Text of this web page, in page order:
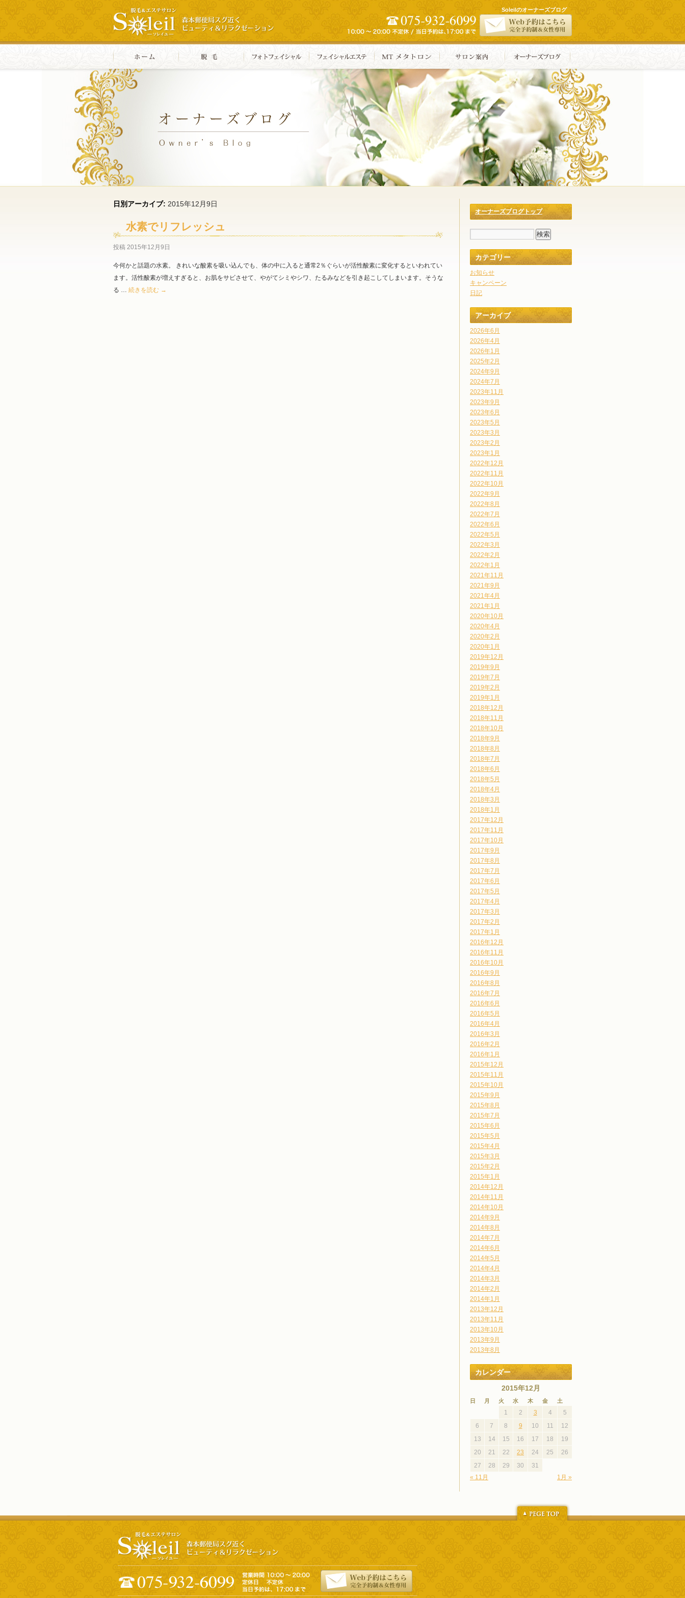
Soleilのオーナーズブログ
オーナーズブログトップ
カテゴリー
お知らせ
キャンペーン
日記
アーカイブ
2026年6月
2026年4月
2026年1月
2025年2月
2024年9月
2024年7月
2023年11月
2023年9月
2023年6月
2023年5月
2023年3月
2023年2月
2023年1月
2022年12月
2022年11月
2022年10月
2022年9月
2022年8月
2022年7月
2022年6月
2022年5月
2022年3月
2022年2月
2022年1月
2021年11月
2021年9月
2021年4月
2021年1月
2020年10月
2020年4月
2020年2月
2020年1月
2019年12月
2019年9月
2019年7月
2019年2月
2019年1月
2018年12月
2018年11月
2018年10月
2018年9月
2018年8月
2018年7月
2018年6月
2018年5月
2018年4月
2018年3月
2018年1月
2017年12月
2017年11月
2017年10月
2017年9月
2017年8月
2017年7月
2017年6月
2017年5月
2017年4月
2017年3月
2017年2月
2017年1月
2016年12月
2016年11月
2016年10月
2016年9月
2016年8月
2016年7月
2016年6月
2016年5月
2016年4月
2016年3月
2016年2月
2016年1月
2015年12月
2015年11月
2015年10月
2015年9月
2015年8月
2015年7月
2015年6月
2015年5月
2015年4月
2015年3月
2015年2月
2015年1月
2014年12月
2014年11月
2014年10月
2014年9月
2014年8月
2014年7月
2014年6月
2014年5月
2014年4月
2014年3月
2014年2月
2014年1月
2013年12月
2013年11月
2013年10月
2013年9月
2013年8月
カレンダー
2015年12月
日 月 火 水 木 金 土
« 11月 1月 »
1 2 3 4
5
6
7 8 9 10 11
12
13
14 15 16 17 18
19
20
21 22 23 24 25
26
27
28 29 30 31
日別アーカイブ: 2015年12月9日
水素でリフレッシュ
投稿 2015年12月9日
今何かと話題の水素。 きれいな酸素を吸い込んでも、体の中に入ると通常2％ぐらいが活性酸素に変化するといわれてい
ます。活性酸素が増えすぎると、お肌をサビさせて、やがてシミやシワ、たるみなどを引き起こしてしまいます。そうな
る … 続きを読む →